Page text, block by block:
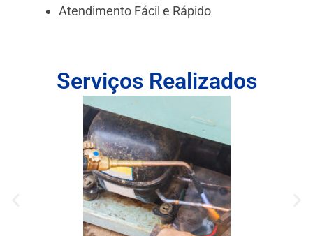
Atendimento Fácil e Rápido
Serviços Realizados